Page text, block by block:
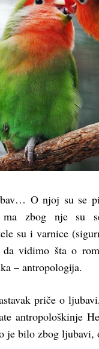
O njoj su se
ma zbog nje su
su i varnice
vidimo šta o
– antropologija.
priče o
antropološkinje
je bilo zbog ljubavi,